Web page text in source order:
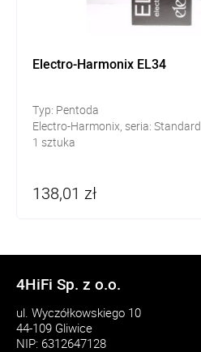
Electro-Harmonix EL34
Typ: Pentoda
Electro-Harmonix, seria: Standard
1 sztuka
138,01 zł
4HiFi Sp. z o.o.
ul. Wyczółkowskiego 10
44-109 Gliwice
NIP: 6312647128